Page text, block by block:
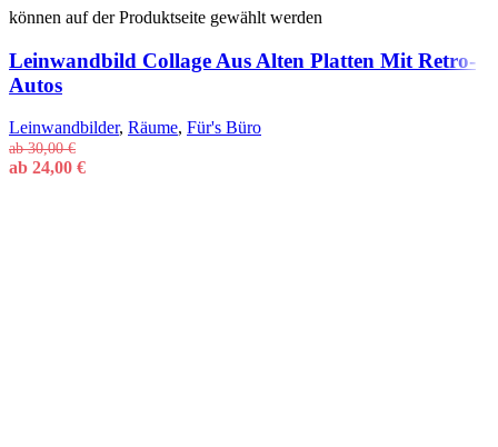
können auf der Produktseite gewählt werden
Leinwandbild Collage Aus Alten Platten Mit Retro-
Autos
Leinwandbilder, Räume, Für's Büro
ab30,00€
ab 24,00 €